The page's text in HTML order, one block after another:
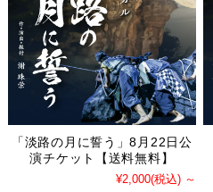
「淡路の月に誓う」8月22日公
演チケット【送料無料】
¥2,000(税込) ～